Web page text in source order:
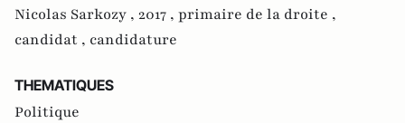
Nicolas Sarkozy , 2017 , primaire de la droite ,
candidat , candidature
THEMATIQUES
Politique